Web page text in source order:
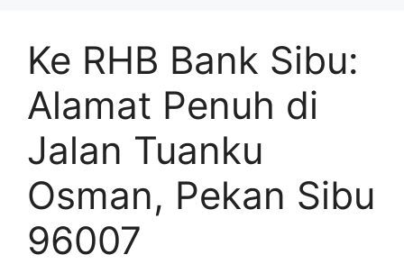
Ke RHB Bank Sibu:
Alamat Penuh di
Jalan Tuanku
Osman, Pekan Sibu
96007